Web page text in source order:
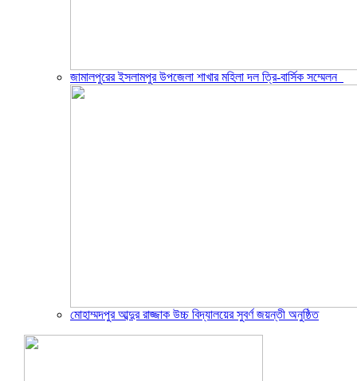
জামালপুরের ইসলামপুর উপজেলা শাখার মহিলা দল ত্রি-বার্সিক সম্মেলন
মোহাম্মদপুর আব্দুর রাজ্জাক উচ্চ বিদ্যালয়ের সুবর্ণ জয়ন্তী অনুষ্ঠিত